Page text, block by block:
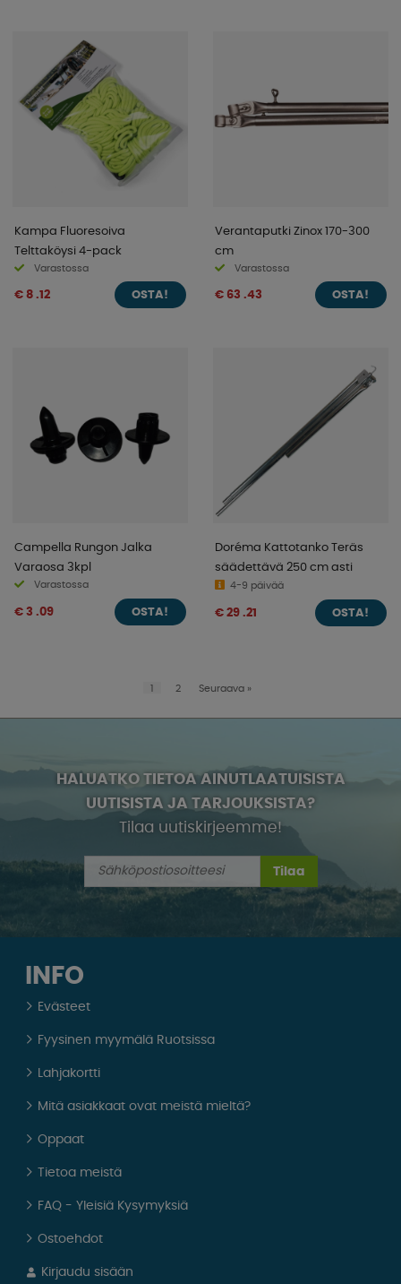
Kampa Fluoresoiva
Telttaköysi 4-pack
Varastossa
€ 8 .12 OSTA!
Verantaputki Zinox 170-300
cm
Varastossa
€ 63 .43 OSTA!
Campella Rungon Jalka
Varaosa 3kpl
Varastossa
€ 3 .09 OSTA!
Doréma Kattotanko Teräs
säädettävä 250 cm asti
4-9 päivää
€ 29 .21 OSTA!
1 2 Seuraava »
HALUATKO TIETOA AINUTLAATUISISTA
UUTISISTA JA TARJOUKSISTA?
Tilaa uutiskirjeemme!
Tilaa
INFO
Evästeet
Fyysinen myymälä Ruotsissa
Lahjakortti
Mitä asiakkaat ovat meistä mieltä?
Oppaat
Tietoa meistä
FAQ - Yleisiä Kysymyksiä
Ostoehdot
Kirjaudu sisään